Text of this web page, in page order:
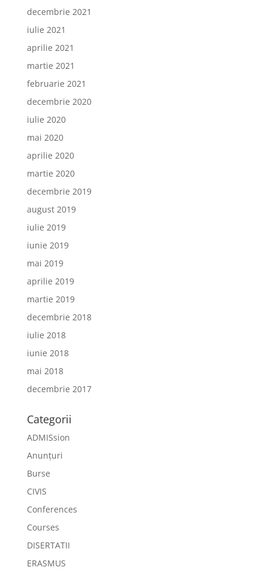
decembrie 2021
iulie 2021
aprilie 2021
martie 2021
februarie 2021
decembrie 2020
iulie 2020
mai 2020
aprilie 2020
martie 2020
decembrie 2019
august 2019
iulie 2019
iunie 2019
mai 2019
aprilie 2019
martie 2019
decembrie 2018
iulie 2018
iunie 2018
mai 2018
decembrie 2017
Categorii
ADMISsion
Anunțuri
Burse
CIVIS
Conferences
Courses
DISERTATII
ERASMUS